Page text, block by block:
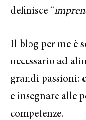
definisce “
Il blog per me è
necessario ad
grandi passioni:
e insegnare alle
competenze.